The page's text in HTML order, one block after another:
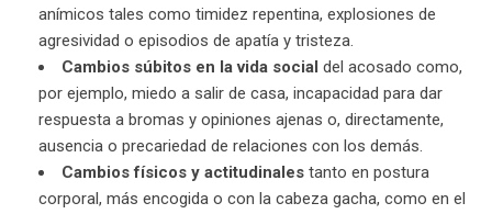
anímicos tales como timidez repentina, explosiones de
agresividad o episodios de apatía y tristeza.
Cambios súbitos en la vida social del acosado como,
por ejemplo, miedo a salir de casa, incapacidad para dar
respuesta a bromas y opiniones ajenas o, directamente,
ausencia o precariedad de relaciones con los demás.
Cambios físicos y actitudinales tanto en postura
corporal, más encogida o con la cabeza gacha, como en el